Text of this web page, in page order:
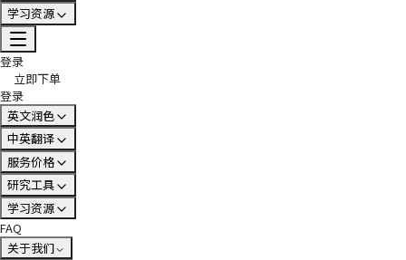
学习资源
登录
立即下单
登录
英文润色
中英翻译
服务价格
研究工具
学习资源
FAQ
关于我们